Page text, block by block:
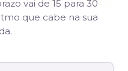
vai de 15 para 30
que cabe na sua